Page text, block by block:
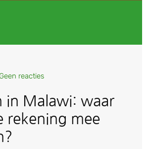
Geen reacties
in Malawi: waar
rekening mee